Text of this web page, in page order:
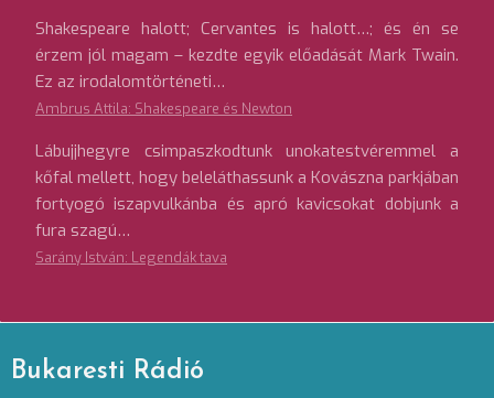
Shakespeare halott; Cervantes is halott…; és én se
érzem jól magam – kezdte egyik előadását Mark Twain.
Ez az irodalomtörténeti…
Ambrus Attila: Shakespeare és Newton
Lábujjhegyre csimpaszkodtunk unokatestvéremmel a
kőfal mellett, hogy beleláthassunk a Kovászna parkjában
fortyogó iszapvulkánba és apró kavicsokat dobjunk a
fura szagú…
Sarány István: Legendák tava
Bukaresti Rádió